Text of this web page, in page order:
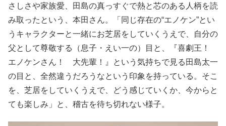
さしさや家族愛、田島の真っすぐで熱と芯のある人柄を読
み取ったという、本田さん。「同じ存在の“エノケン”とい
うキャラクターと一緒にお芝居をしていくうえで、自分の
父として尊敬する（息子・えい一の）目と、『喜劇王！
エノケンさん！ 大先輩！』という気持ちで見る田島太一
の目と、全然違うだろうなという印象を持っている。そこ
を、芝居をしていくうえで、どう感じていくか、今からと
ても楽しみ」と、稽古を待ち切れない様子。